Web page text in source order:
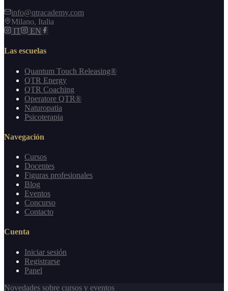
info@qtracademy.com
Milano, Italia
IT
EN
Las escuelas
Quantum Touch Releasing®
QTR Energy
QTR Coaching
Operatore QTR®
Naturopatia
Psicoterapia
Navegación
Cursos
Docentes
Figuras profesionales
Blog
Eventos
Concurso
Contacto
Cuenta
Iniciar sesión
Registrarse
Panel
Novedades sobre cursos y eventos